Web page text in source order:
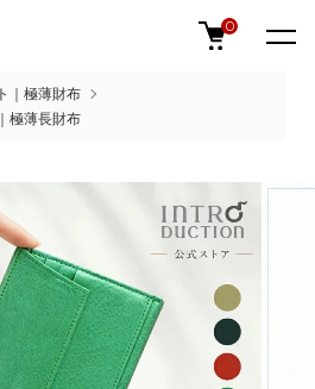
0
｜極薄財布
極薄長財布